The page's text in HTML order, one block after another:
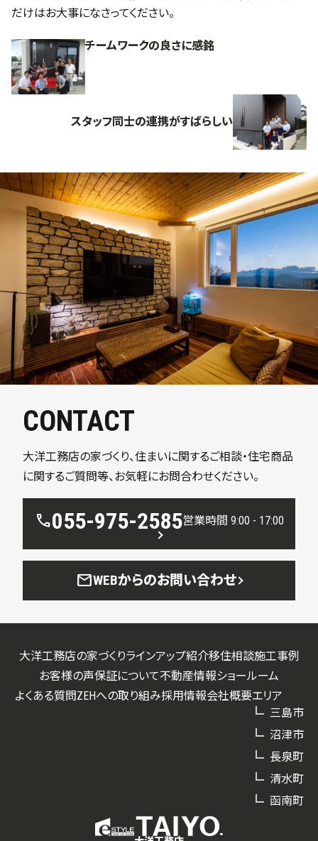
だけはお大事になさってください。
チームワークの良さに感銘
スタッフ同士の連携がすばらしい
CONTACT
大洋工務店の家づくり、住まいに関するご相談・住宅商品
に関するご質問等、お気軽にお問合わせください。
call055-975-2585営業時間 9:00 - 17:00
mailWEBからのお問い合わせ
大洋工務店の家づくりラインアップ紹介移住相談施工事例
お客様の声保証について不動産情報ショールーム
よくある質問ZEHへの取り組み採用情報会社概要エリア
三島市
沼津市
長泉町
清水町
函南町